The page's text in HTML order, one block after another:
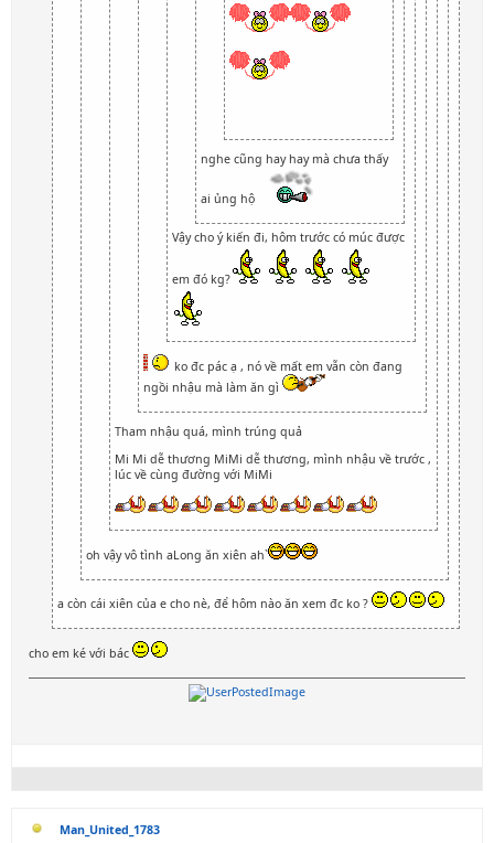
nghe cũng hay hay mà chưa thấy
ai ủng hộ
Vậy cho ý kiến đi, hôm trước có múc được
em đó kg?
ko đc pác ạ , nó về mất em vẫn còn đang
ngồi nhậu mà làm ăn gì
Tham nhậu quá, mình trúng quả
Mi Mi dễ thương MiMi dễ thương, mình nhậu về trước ,
lúc về cùng đường với MiMi
oh vậy vô tình aLong ăn xiên ah`
a còn cái xiên của e cho nè, để hôm nào ăn xem đc ko ?
cho em ké với bác
Man_United_1783